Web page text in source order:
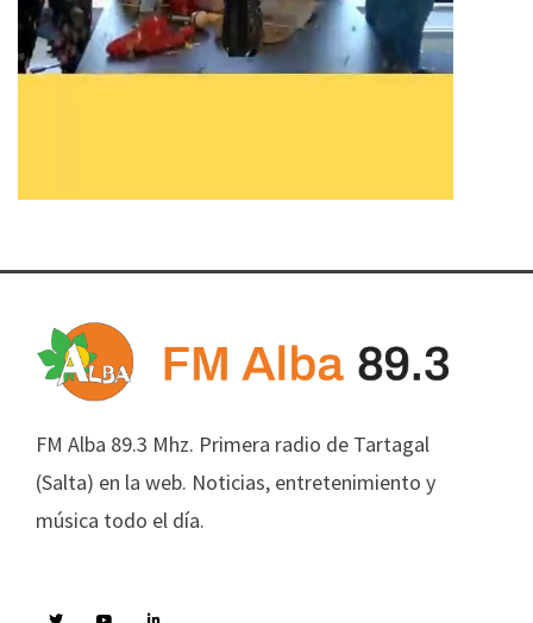
FM Alba 89.3 Mhz. Primera radio de Tartagal
(Salta) en la web. Noticias, entretenimiento y
música todo el día.